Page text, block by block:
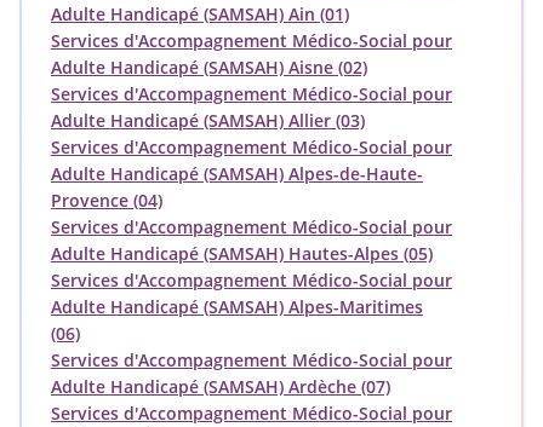
Adulte Handicapé (SAMSAH) Ain (01)
Services d'Accompagnement Médico-Social pour
Adulte Handicapé (SAMSAH) Aisne (02)
Services d'Accompagnement Médico-Social pour
Adulte Handicapé (SAMSAH) Allier (03)
Services d'Accompagnement Médico-Social pour
Adulte Handicapé (SAMSAH) Alpes-de-Haute-
Provence (04)
Services d'Accompagnement Médico-Social pour
Adulte Handicapé (SAMSAH) Hautes-Alpes (05)
Services d'Accompagnement Médico-Social pour
Adulte Handicapé (SAMSAH) Alpes-Maritimes
(06)
Services d'Accompagnement Médico-Social pour
Adulte Handicapé (SAMSAH) Ardèche (07)
Services d'Accompagnement Médico-Social pour